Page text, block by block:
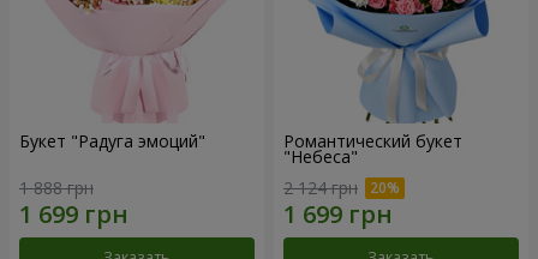
Букет "Радуга эмоций"
1 888 грн
Романтический букет
"Небеса"
2 124 грн